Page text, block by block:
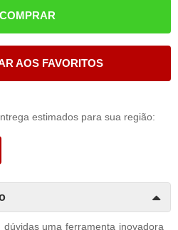
COMPRAR
AOS FAVORITOS
estimados para sua região:
uma ferramenta inovadora